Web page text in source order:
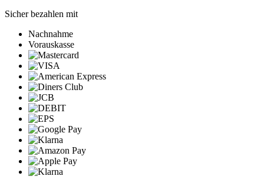
Sicher bezahlen mit
Nachnahme
Vorauskasse